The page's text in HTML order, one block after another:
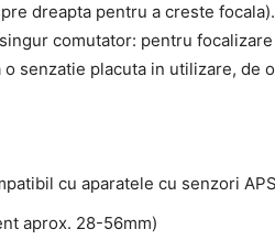
dreapta pentru a creste
comutator: pentru
senzatie placuta in utilizare, de
cu aparatele cu senzori
aprox. 28-56mm)